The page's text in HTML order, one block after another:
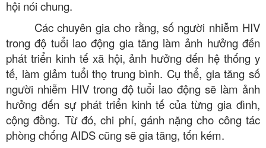
hội nói chung.
Các chuyên gia cho rằng, số người nhiễm HIV
trong độ tuổi lao động gia tăng làm ảnh hưởng đến
phát triển kinh tế xã hội, ảnh hưởng đến hệ thống y
tế, làm giảm tuổi thọ trung bình. Cụ thể, gia tăng số
người nhiễm HIV trong độ tuổi lao động sẽ làm ảnh
hưởng đến sự phát triển kinh tế của từng gia đình,
cộng đồng. Từ đó, chi phí, gánh nặng cho công tác
phòng chống AIDS cũng sẽ gia tăng, tốn kém.